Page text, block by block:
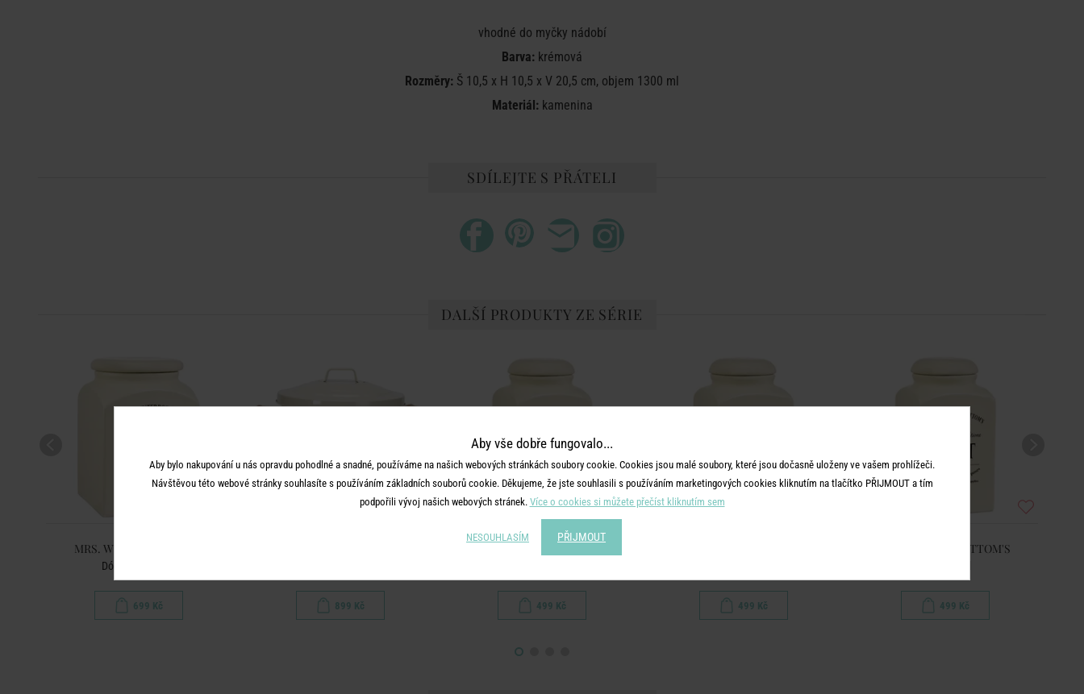
vhodné do myčky nádobí
Barva: krémová
Rozměry: Š 10,5 x H 10,5 x V 20,5 cm, objem 1300 ml
Materiál:kamenina
SDÍLEJTE S PŘÁTELI
DALŠÍ PRODUKTY ZE SÉRIE
MRS. WINTERBOTTOM'S
Dóza na sušenky
699 Kč 899 Kč 499 Kč 499 Kč
MRS. WINTERBOTTOM'S
499 Kč
Aby vše dobře fungovalo...
Aby bylo nakupování u nás opravdu pohodlné a snadné, používáme na našich webových stránkách soubory cookie. Cookies jsou malé soubory, které jsou dočasně uloženy ve vašem prohlížeči.
Návštěvou této webové stránky souhlasíte s používáním základních souborů cookie. Děkujeme, že jste souhlasili s používáním marketingových cookies kliknutím na tlačítko PŘIJMOUT a tím
podpořili vývoj našich webových stránek. Více o cookies si můžete přečíst kliknutím sem
NESOUHLASÍM PŘIJMOUT